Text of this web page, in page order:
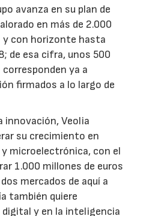
avanza en su plan de
en más de 2.000
y con horizonte hasta
de esa cifra, unos 500
ya a
firmados a lo largo de
innovación, Veolia
su crecimiento en
microelectrónica, con el
1.000 millones de euros
mercados de aquí a
también quiere
digital y en la inteligencia